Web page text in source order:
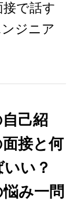
で話す
ジニア
己紹
接と何
い？
悩み一問